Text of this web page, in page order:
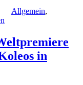
Allgemein,
in